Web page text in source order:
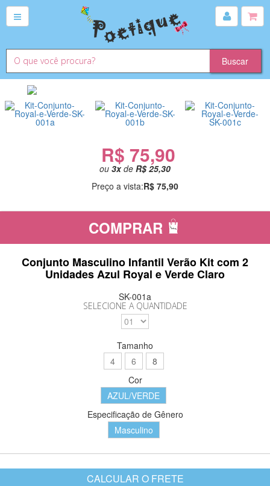
R$ 75,90
ou 3xde R$ 25,30
Preço a vista:R$ 75,90
COMPRAR
Conjunto Masculino Infantil Verão Kit com 2
Unidades Azul Royal e Verde Claro
SK-001a
SELECIONE A QUANTIDADE
Tamanho
4
6
8
Cor
AZUL/VERDE
Especificação de Gênero
Masculino